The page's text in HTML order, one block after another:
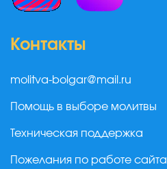
Контакты
molitva-bolgar@mail.ru
Помощь в выборе молитвы
Техническая поддержка
Пожелания по работе сайта